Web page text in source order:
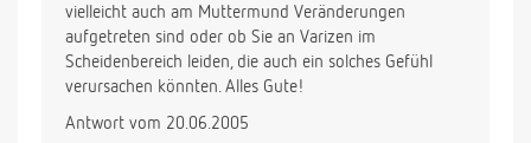
vielleicht auch am Muttermund Veränderungen
aufgetreten sind oder ob Sie an Varizen im
Scheidenbereich leiden, die auch ein solches Gefühl
verursachen könnten. Alles Gute!
Antwort vom 20.06.2005